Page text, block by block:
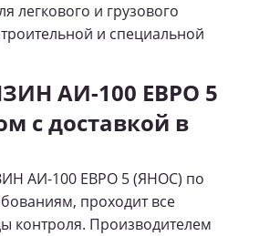
легкового и грузового
и специальной
АИ-100 ЕВРО 5
с доставкой в
АИ-100 ЕВРО 5 (ЯНОС) по
проходит все
контроля. Производителем